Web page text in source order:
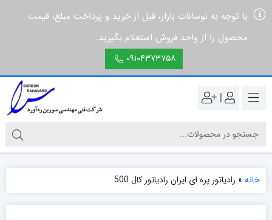
با توجه به نوسانات بازار، قبل از خرید و پرداخت مبلغ، قیمت
محصول را از واحد فروش استعلام بگیرید.
۰۹۱۰۴۳۷۳۷۵۸
|
خانه » رادیاتور پره ای ایران رادیاتور کال 500